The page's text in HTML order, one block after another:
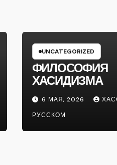
UNCATEGORIZED
ФИЛОСОФИЯ
ХАСИДИЗМА
6 МАЯ, 2026
РУССКОМ